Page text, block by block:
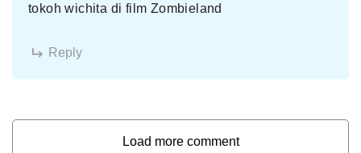
tokoh wichita di film Zombieland
Reply
Load more comment